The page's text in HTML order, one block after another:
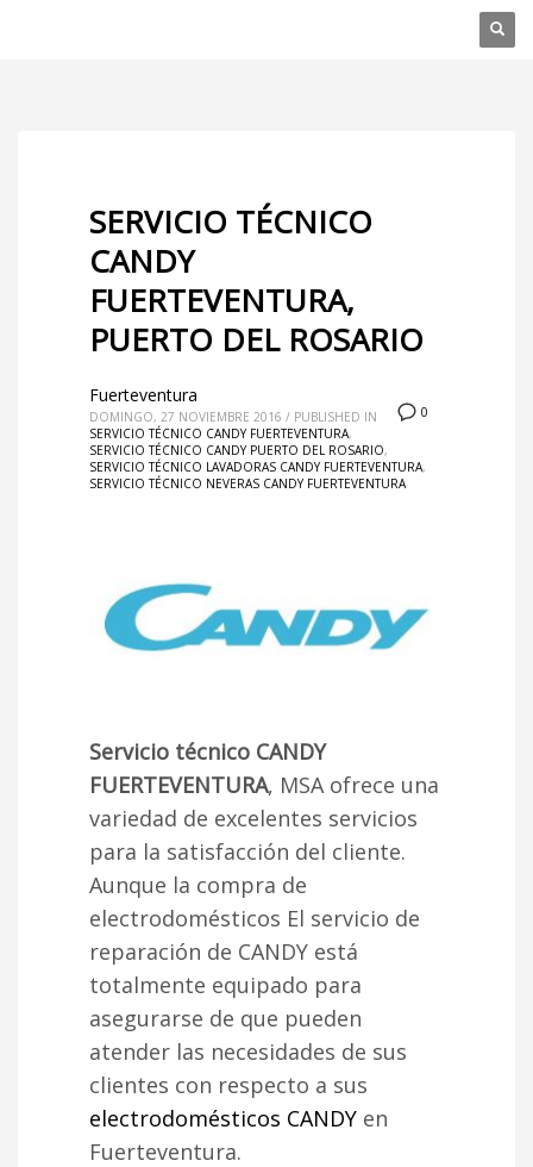
SERVICIO TÉCNICO
CANDY
FUERTEVENTURA,
PUERTO DEL ROSARIO
0
Fuerteventura
DOMINGO, 27 NOVIEMBRE 2016 / PUBLISHED IN
SERVICIO TÉCNICO CANDY FUERTEVENTURA,
SERVICIO TÉCNICO CANDY PUERTO DEL ROSARIO,
SERVICIO TÉCNICO LAVADORAS CANDY FUERTEVENTURA,
SERVICIO TÉCNICO NEVERAS CANDY FUERTEVENTURA
Servicio técnico CANDY
FUERTEVENTURA, MSA ofrece una
variedad de excelentes servicios
para la satisfacción del cliente.
Aunque la compra de
electrodomésticos El servicio de
reparación de CANDY está
totalmente equipado para
asegurarse de que pueden
atender las necesidades de sus
clientes con respecto a sus
electrodomésticos CANDY en
Fuerteventura.